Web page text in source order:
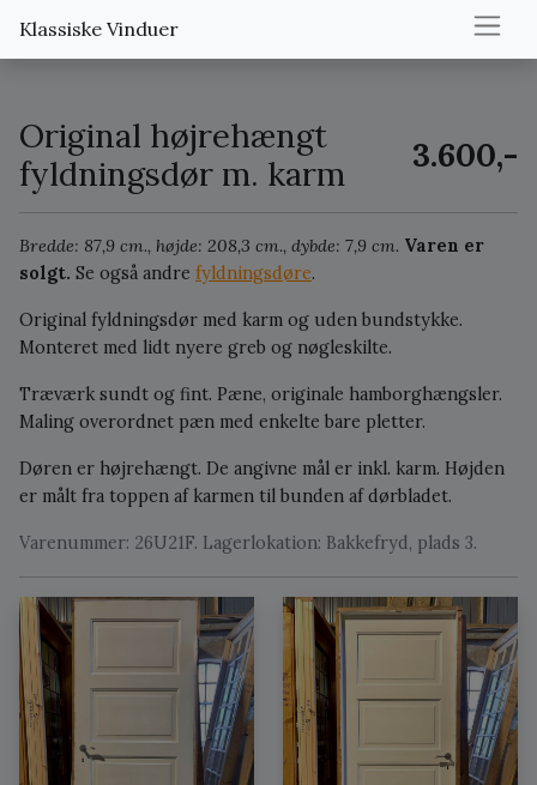
Klassiske Vinduer
Original højrehængt
fyldningsdør m. karm
3.600,-
Bredde: 87,9 cm., højde: 208,3 cm., dybde: 7,9 cm. Varen er
solgt. Se også andre fyldningsdøre.
Original fyldningsdør med karm og uden bundstykke.
Monteret med lidt nyere greb og nøgleskilte.
Træværk sundt og fint. Pæne, originale hamborghængsler.
Maling overordnet pæn med enkelte bare pletter.
Døren er højrehængt. De angivne mål er inkl. karm. Højden
er målt fra toppen af karmen til bunden af dørbladet.
Varenummer: 26U21F. Lagerlokation: Bakkefryd, plads 3.